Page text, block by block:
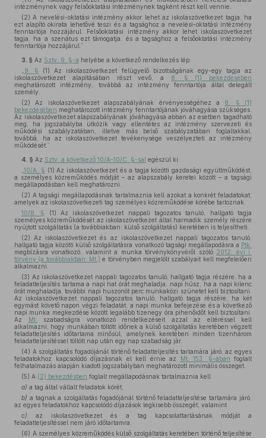
intézménynek vagy felsőoktatási intézménynek tagként részt kell vennie.
(2) A nevelési-oktatási intézmény akkor lehet az iskolaszövetkezet tagja, ha
ezt alapító okirata lehetővé teszi és a tagsághoz a nevelési-oktatási intézmény
fenntartója hozzájárul. Felsőoktatási intézmény akkor lehet iskolaszövetkezet
tagja, ha a szenátus ezt támogatja, és a tagsághoz a felsőoktatási intézmény
fenntartója hozzájárul.”
3. § Az Sztv. 9. §-a helyébe a következő rendelkezés lép:
9. § (1) Az iskolaszövetkezet felügyelő bizottságának egy-egy tagja az
iskolaszövetkezet alapításában részt vevő, a
8. § (1) bekezdésében
meghatározott intézmény, továbbá az intézmény fenntartója által delegált
személy.
(2) Az iskolaszövetkezet alapszabályának érvényességéhez a 8. § (1)
bekezdésében meghatározott intézmény fenntartójának jóváhagyása szükséges.
Az iskolaszövetkezet alapszabályának jóváhagyása abban az esetben tagadható
meg, ha jogszabályba ütközik vagy ellentétes az intézmény szervezeti és
működési szabályzatában, illetve más belső szabályzatában foglaltakkal,
továbbá, ha az iskolaszövetkezet tevékenysége veszélyezteti az intézmény
működését.”
4. § Az Sztv. a következő 10/A–10/C. §-sal egészül ki:
10/A. § (1) Az iskolaszövetkezet és a tagja közötti gazdasági együttműködést,
a személyes közreműködés módját – az alapszabály keretei között – a tagsági
megállapodásban kell meghatározni.
(2) A tagsági megállapodásnak tartalmaznia kell azokat a konkrét feladatokat,
amelyek az iskolaszövetkezeti tag személyes közreműködése körébe tartoznak.
10/B. §
(1) Az iskolaszövetkezet nappali tagozatos tanuló, hallgató tagja
személyes közreműködését az iskolaszövetkezet által harmadik személy részére
nyújtott szolgáltatás (a továbbiakban: külső szolgáltatás) keretében is teljesítheti.
(2) Az iskolaszövetkezet és az iskolaszövetkezet nappali tagozatos tanuló,
hallgató tagja közötti külső szolgáltatásra vonatkozó tagsági megállapodásra a Ptk.
megbízásra vonatkozó, valamint a munka törvénykönyvéről szóló 2012. évi I.
törvény (a továbbiakban: Mt.) e törvényben megjelölt szabályait kell megfelelően
alkalmazni.
(3) Az iskolaszövetkezet nappali tagozatos tanuló, hallgató tagja részére, ha a
feladatteljesítés tartama a napi hat órát meghaladja, napi húsz, ha a napi kilenc
órát meghaladja, további napi huszonöt perc munkaközi szünetet kell biztosítani.
Az iskolaszövetkezet nappali tagozatos tanuló, hallgató tagja részére, ha két
egymást követő napon végzi feladatát, a napi munka befejezése és a következő
napi munka megkezdése között legalább tizenegy óra pihenőidőt kell biztosítani.
Az
Mt.
szabadságra vonatkozó rendelkezéseit azzal az eltéréssel kell
alkalmazni, hogy munkában töltött időnek a külső szolgáltatás keretében végzett
feladatteljesítés időtartama minősül, amelynek keretében minden tizenhárom
feladatteljesítéssel töltött nap után egy nap szabadság jár.
(4) A szolgáltatás fogadójánál történő feladatteljesítés tartamára járó, az egyes
feladatokhoz kapcsolódó díjazásnak el kell érnie az
Mt. 153. §-ában foglalt
felhatalmazás alapján kiadott jogszabályban meghatározott minimális összeget.
(5) A (2) bekezdésben foglalt megállapodásnak tartalmaznia kell
a) a tag által vállalt feladatok körét,
b) a tagnak a szolgáltatás fogadójánál történő feladatteljesítése tartamára járó,
az egyes feladatokhoz kapcsolódó díjazások legkisebb összegét, valamint
c) az iskolaszövetkezet és a tag kapcsolattartásának módját a
feladatteljesítéssel nem járó időtartamra.
(6) A személyes közreműködés külső szolgáltatás keretében történő teljesítése